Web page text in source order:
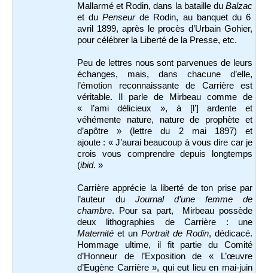
Mallarmé et Rodin, dans la bataille du Balzac
et duPenseurde Rodin, au banquet du 6
avril 1899, après le procès d’Urbain Gohier,
pour célébrer la Liberté de la Presse, etc.
Peu de lettres nous sont parvenues de leurs
échanges, mais, dans chacune d’elle,
l’émotion reconnaissante de Carrière est
véritable. Il parle de Mirbeau comme de
« l’ami délicieux », à [l’] ardente et
véhémente nature, nature de prophète et
d’apôtre » (lettre du 2 mai 1897) et
ajoute : « J’aurai beaucoup à vous dire car je
crois vous comprendre depuis longtemps
(ibid. »
Carrière apprécie la liberté de ton prise par
l’auteur du Journal d’une femme de
chambre. Pour sa part, Mirbeau possède
deux lithographies de Carrière : une
Maternité et un Portrait de Rodin, dédicacé.
Hommage ultime, il fit partie du Comité
d’Honneur de l’Exposition de « L’œuvre
d’Eugène Carrière », qui eut lieu en mai-juin